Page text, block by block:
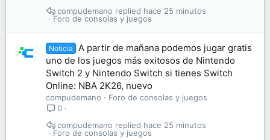
Foro de consolas y juegos
hace 25 minutos
compudemano
Noticia
A partir de mañana podemos jugar gratis
uno de los juegos más exitosos de Nintendo
Switch 2 y Nintendo Switch si tienes Switch
Online: NBA 2K26, nuevo
compudemano
Foro de consolas y juegos
0
Foro de consolas y juegos
hace 25 minutos
compudemano